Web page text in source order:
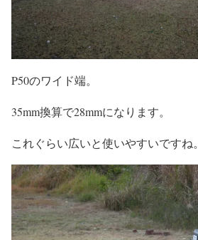
P50のワイド端。
35mm換算で28mmになります。
これぐらい広いと使いやすいですね。